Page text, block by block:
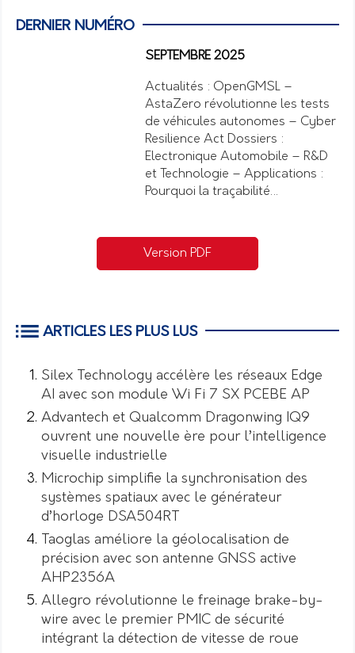
DERNIER NUMÉRO
SEPTEMBRE 2025
Actualités : OpenGMSL –
AstaZero révolutionne les tests
de véhicules autonomes – Cyber
Resilience Act Dossiers :
Electronique Automobile – R&D
et Technologie – Applications :
Pourquoi la traçabilité…
Version PDF
ARTICLES LES PLUS LUS
Silex Technology accélère les réseaux Edge
AI avec son module Wi Fi 7 SX PCEBE AP
Advantech et Qualcomm Dragonwing IQ9
ouvrent une nouvelle ère pour l’intelligence
visuelle industrielle
Microchip simplifie la synchronisation des
systèmes spatiaux avec le générateur
d’horloge DSA504RT
Taoglas améliore la géolocalisation de
précision avec son antenne GNSS active
AHP2356A
Allegro révolutionne le freinage brake-by-
wire avec le premier PMIC de sécurité
intégrant la détection de vitesse de roue